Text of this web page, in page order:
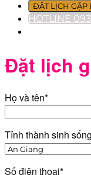
ĐẶT LỊCH GẶP
HOTLINE
Đặt lịch
Họ và tên*
Tỉnh thành sinh sống
Số điện thoại*